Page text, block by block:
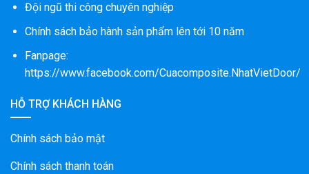
Đội ngũ thi công chuyên nghiệp
Chính sách bảo hành sản phẩm lên tới 10 năm
Fanpage:
https://www.facebook.com/Cuacomposite.NhatVietDoor/
HỖ TRỢ KHÁCH HÀNG
Chính sách bảo mật
Chính sách thanh toán